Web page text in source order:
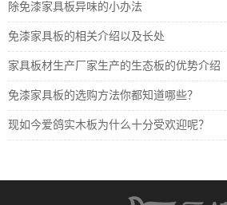
除免漆家具板异味的小办法
免漆家具板的相关介绍以及长处
家具板材生产厂家生产的生态板的优势介绍
免漆家具板的选购方法你都知道哪些？
现如今爱鸽实木板为什么十分受欢迎呢？